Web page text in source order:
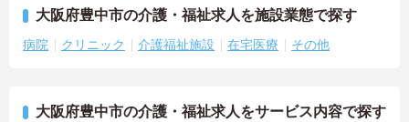
大阪府豊中市の介護・福祉求人を施設業態で探す
病院 クリニック 介護福祉施設 在宅医療 その他
大阪府豊中市の介護・福祉求人をサービス内容で探す